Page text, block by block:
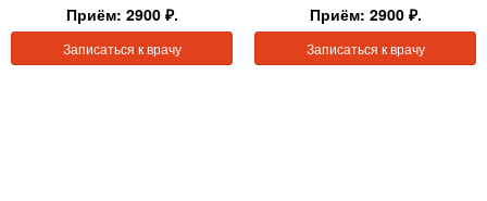
Приём: 2900 ₽.
Записаться к врачу
Приём: 2900 ₽.
Записаться к врачу